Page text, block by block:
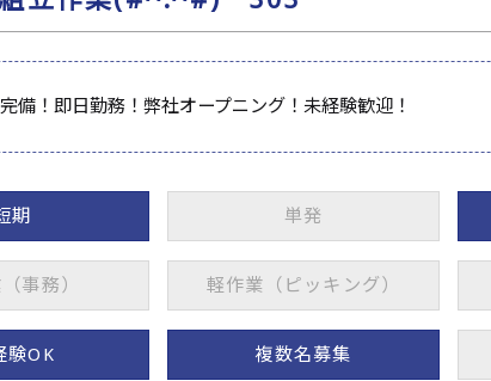
備！即日勤務！弊社オープニング！未経験歓迎！
期 単発
事務） 軽作業（ピッキング）
験OK 複数名募集